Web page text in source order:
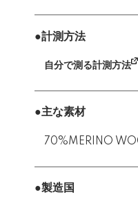
●計測方法
自分で測る計測方法
●主な素材
70%MERINO
●製造国